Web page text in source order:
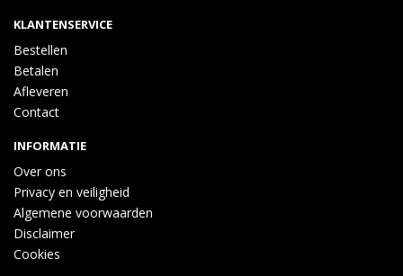
KLANTENSERVICE
Bestellen
Betalen
Afleveren
Contact
INFORMATIE
Over ons
Privacy en veiligheid
Algemene voorwaarden
Disclaimer
Cookies